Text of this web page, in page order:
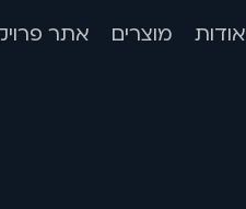
אודות מוצרים אתר